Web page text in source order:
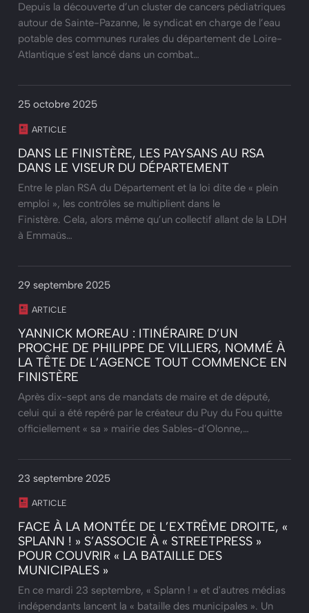
Depuis la découverte d’un cluster de cancers pédiatriques
autour de Sainte-Pazanne, le syndicat en charge de l’eau
potable des communes rurales du département de Loire-
Atlantique s’est lancé dans un combat…
25 octobre 2025
ARTICLE
DANS LE FINISTÈRE, LES PAYSANS AU RSA
DANS LE VISEUR DU DÉPARTEMENT
Entre le plan RSA du Département et la loi dite de « plein
emploi », les contrôles se multiplient dans le
Finistère. Cela, alors même qu’un collectif allant de la LDH
à Emmaüs…
29 septembre 2025
ARTICLE
YANNICK MOREAU : ITINÉRAIRE D’UN
PROCHE DE PHILIPPE DE VILLIERS, NOMMÉ À
LA TÊTE DE L’AGENCE TOUT COMMENCE EN
FINISTÈRE
Après dix-sept ans de mandats de maire et de député,
celui qui a été repéré par le créateur du Puy du Fou quitte
officiellement « sa » mairie des Sables-d’Olonne,…
23 septembre 2025
ARTICLE
FACE À LA MONTÉE DE L’EXTRÊME DROITE, «
SPLANN ! » S’ASSOCIE À « STREETPRESS »
POUR COUVRIR « LA BATAILLE DES
MUNICIPALES »
En ce mardi 23 septembre, « Splann ! » et d'autres médias
indépendants lancent la « bataille des municipales ». Un